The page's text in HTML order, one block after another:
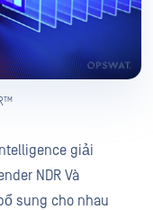
giải
NDR Và
sung cho nhau